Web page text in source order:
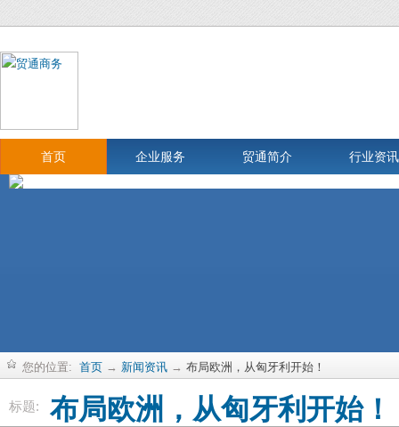
首页 企业服务 贸通简介 行业资讯
您的位置: 首页 → 新闻资讯 → 布局欧洲，从匈牙利开始！
标题: 布局欧洲，从匈牙利开始！